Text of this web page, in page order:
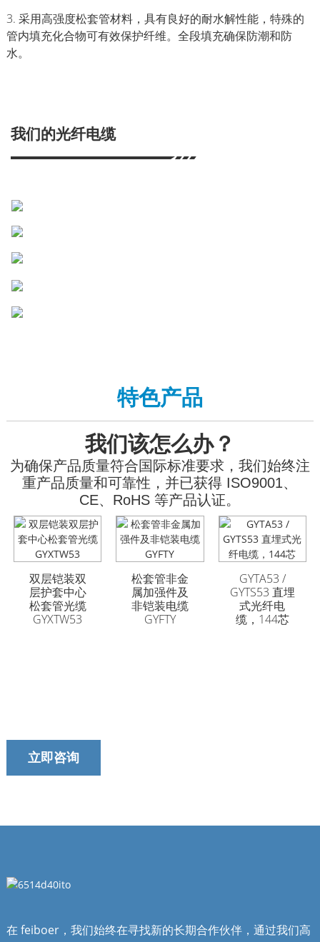
3. 采用高强度松套管材料，具有良好的耐水解性能，特殊的
管内填充化合物可有效保护纤维。全段填充确保防潮和防
水。
我们的光纤电缆
特色产品
我们该怎么办？
为确保产品质量符合国际标准要求，我们始终注
重产品质量和可靠性，并已获得 ISO9001、
CE、RoHS 等产品认证。
双层铠装双
层护套中心
松套管光缆
GYXTW53
松套管非金
属加强件及
非铠装电缆
GYFTY
GYTA53 /
GYTS53 直埋
式光纤电
缆，144芯
GYFTA53 铠装室外光
缆 96芯
GYFTA53 铠装室外光
缆 96芯
立即咨询
在 feiboer，我们始终在寻找新的长期合作伙伴，通过我们高